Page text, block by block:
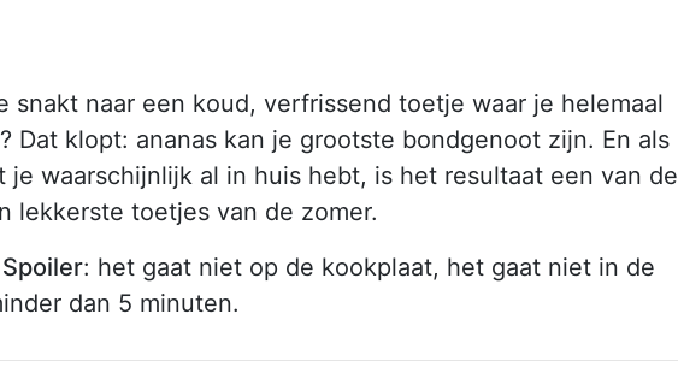
snakt naar een koud, verfrissend toetje waar je helemaal
Dat klopt: ananas kan je grootste bondgenoot zijn. En als
waarschijnlijk al in huis hebt, is het resultaat een van de
lekkerste toetjes van de zomer.
Spoiler: het gaat niet op de kookplaat, het gaat niet in de
dan 5 minuten.